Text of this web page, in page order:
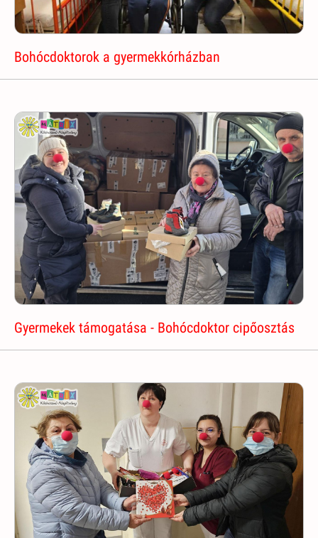
Bohócdoktorok a gyermekkórházban
Gyermekek támogatása - Bohócdoktor cipőosztás